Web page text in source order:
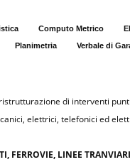
Computo Metrico
Planimetria Verbale di
di interventi
elettrici, telefonici ed
FERROVIE, LINEE